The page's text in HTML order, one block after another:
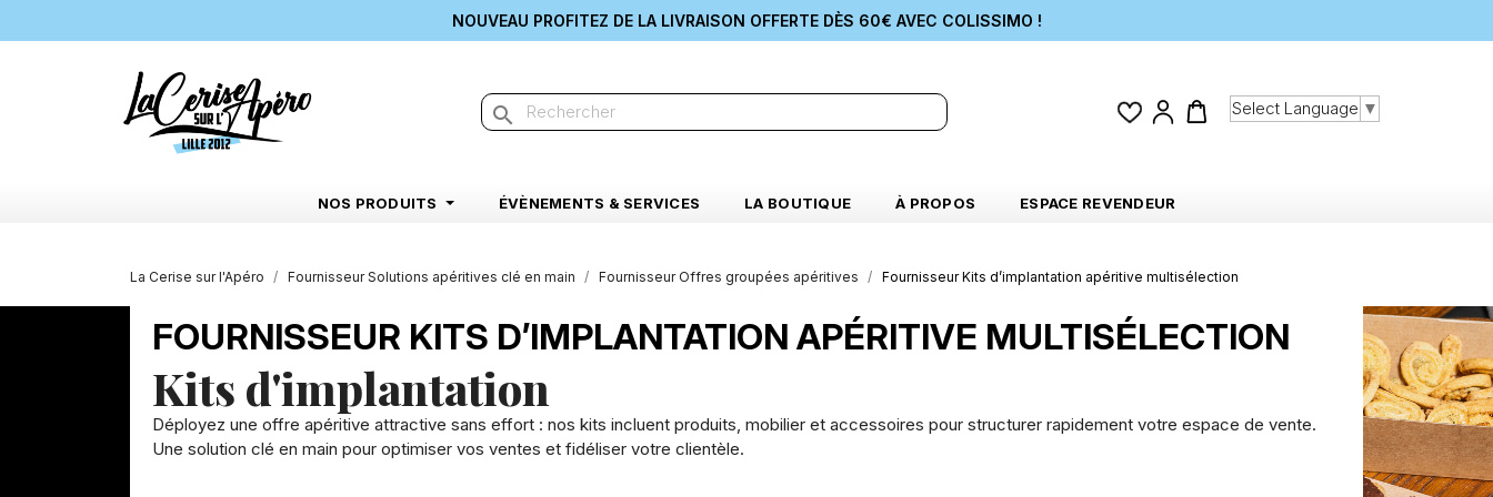
NOUVEAU PROFITEZ DE LA LIVRAISON OFFERTE DÈS 60€ AVEC COLISSIMO !
search Select Language ▼
NOS PRODUITS ÉVÈNEMENTS & SERVICES LA BOUTIQUE À PROPOS ESPACE REVENDEUR
La Cerise sur l'Apéro Fournisseur Solutions apéritives clé en main Fournisseur Offres groupées apéritives Fournisseur Kits d’implantation apéritive multisélection
FOURNISSEUR KITS D’IMPLANTATION APÉRITIVE MULTISÉLECTION
Kits d'implantation
Déployez une offre apéritive attractive sans effort : nos kits incluent produits, mobilier et accessoires pour structurer rapidement votre espace de vente.
Une solution clé en main pour optimiser vos ventes et fidéliser votre clientèle.